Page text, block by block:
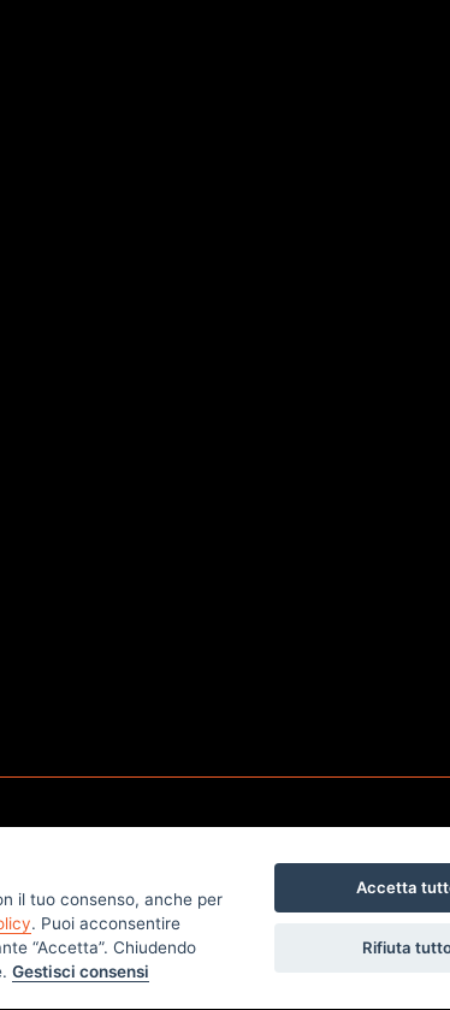
-
il tuo consenso, anche per
. Puoi acconsentire
“Accetta”. Chiudendo
Gestisci consensi
Accetta
Rifiuta